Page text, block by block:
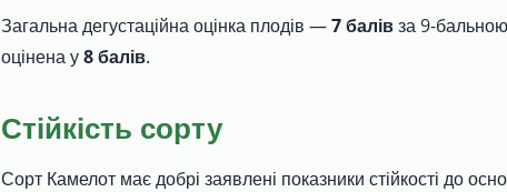
Загальна дегустаційна оцінка плодів —7 балівза 9-
оцінена у8 балів.
Стійкість сорту
Сорт Камелот має добрі заявлені показники стійкості до